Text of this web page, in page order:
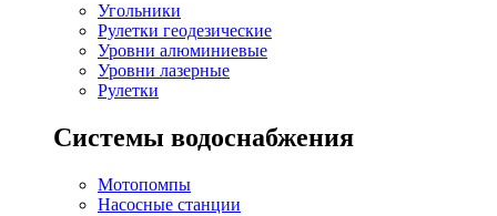
Угольники
Рулетки геодезические
Уровни алюминиевые
Уровни лазерные
Рулетки
Системы водоснабжения
Мотопомпы
Насосные станции